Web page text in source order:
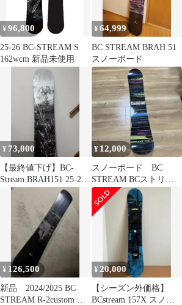
¥ 96,800
25-26 BC-STREAM S
162wcm 新品未使用
¥64,999
BC STREAM BRAH 51
スノーボード
¥ 73,000
【最終値下げ】BC-
Stream BRAH151 25-26
モデル
¥ 12,000
スノーボード BC
STREAM BCストリー
ム
¥ 126,500
新品 2024/2025 BC
STREAM R-2custom サ
¥ 20,000
【シーズン外価格】
BCstream 157X スノー